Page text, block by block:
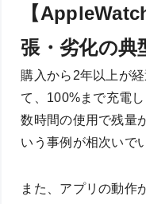
【
張・劣化の典
購入から2年以上が
て、100%まで充電
数時間の使用で残量
いう事例が相次いで
また、アプリの動作